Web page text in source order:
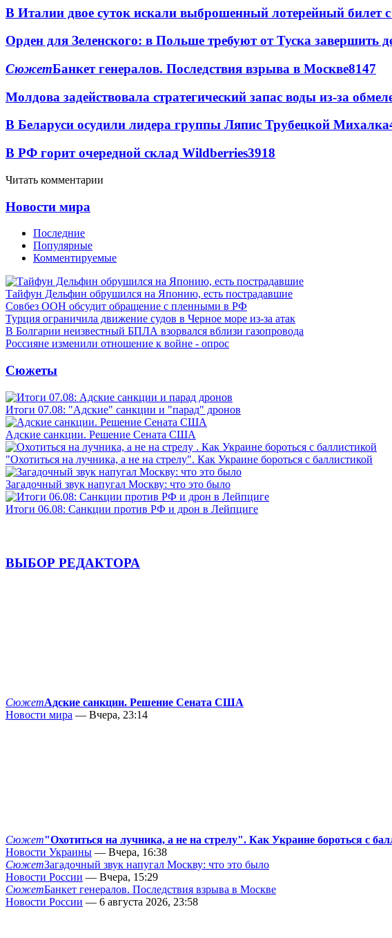
В Италии двое суток искали выброшенный лотерейный билет
Орден для Зеленского: в Польше требуют от Туска завершить
СюжетБанкет генералов. Последствия взрыва в Москве8147
Молдова задействовала стратегический запас воды из-за
В Беларуси осудили лидера группы Ляпис Трубецкой Михалка
В РФ горит очередной склад Wildberries3918
Читать комментарии
Новости мира
Последние
Популярные
Комментируемые
Тайфун Дельфин обрушился на Японию, есть пострадавшие
Совбез ООН обсудит обращение с пленными в РФ
Турция ограничила движение судов в Черное море из-за атак
В Болгарии неизвестный БПЛА взорвался вблизи газопровода
Россияне изменили отношение к войне - опрос
Сюжеты
Итоги 07.08: "Адские" санкции и "парад" дронов
Адские санкции. Решение Сената США
"Охотиться на лучника, а не на стрелу". Как Украине бороться с баллистикой
Загадочный звук напугал Москву: что это было
Итоги 06.08: Санкции против РФ и дрон в Лейпциге
ВЫБОР РЕДАКТОРА
СюжетАдские санкции. Решение Сената США
Новости мира — Вчера, 23:14
Сюжет"Охотиться на лучника, а не на стрелу". Как Украине бороться с
Новости Украины — Вчера, 16:38
СюжетЗагадочный звук напугал Москву: что это было
Новости России — Вчера, 15:29
СюжетБанкет генералов. Последствия взрыва в Москве
Новости России — 6 августа 2026, 23:58